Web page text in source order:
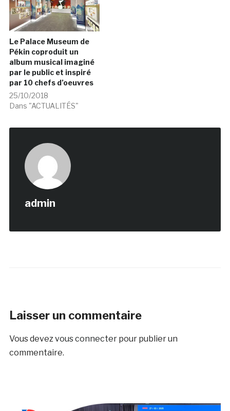
Le Palace Museum de
Pékin coproduit un
album musical imaginé
par le public et inspiré
par 10 chefs d’oeuvres
25/10/2018
Dans "ACTUALITÉS"
admin
Laisser un commentaire
Vous devezvous connecterpour publier un
commentaire.